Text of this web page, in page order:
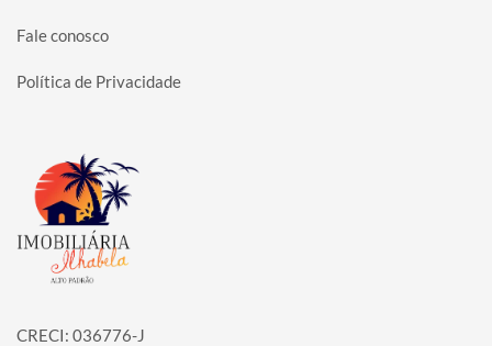
Fale conosco
Política de Privacidade
Página inicial
CRECI: 036776-J